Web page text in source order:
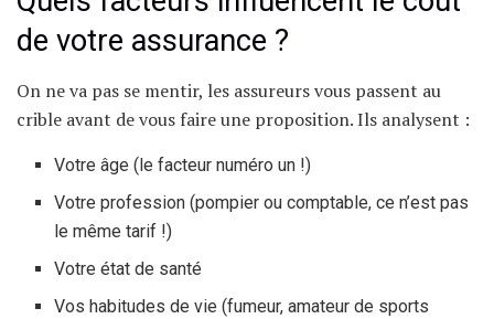
de votre assurance ?
On ne va pas se mentir, les assureurs vous passent au
crible avant de vous faire une proposition. Ils analysent :
Votre âge (le facteur numéro un !)
Votre profession (pompier ou comptable, ce n’est pas
le même tarif !)
Votre état de santé
Vos habitudes de vie (fumeur, amateur de sports